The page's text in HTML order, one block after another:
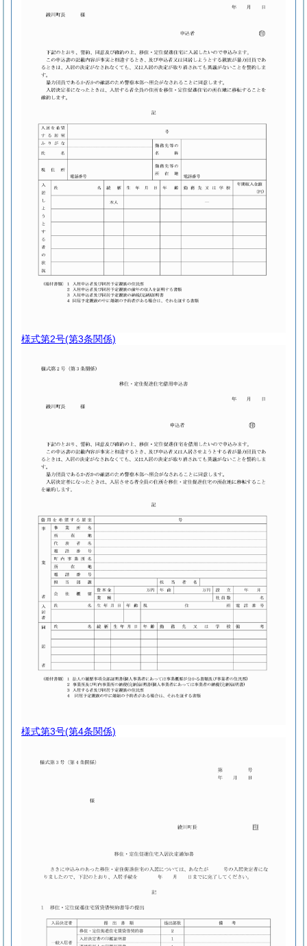
様式第2号(第3条関係)
様式第3号(第4条関係)